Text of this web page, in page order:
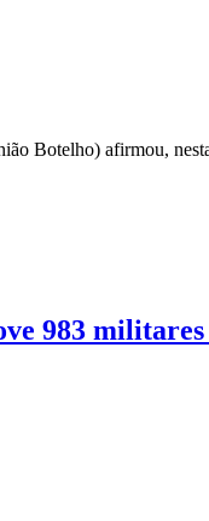
Botelho) afirmou,
983